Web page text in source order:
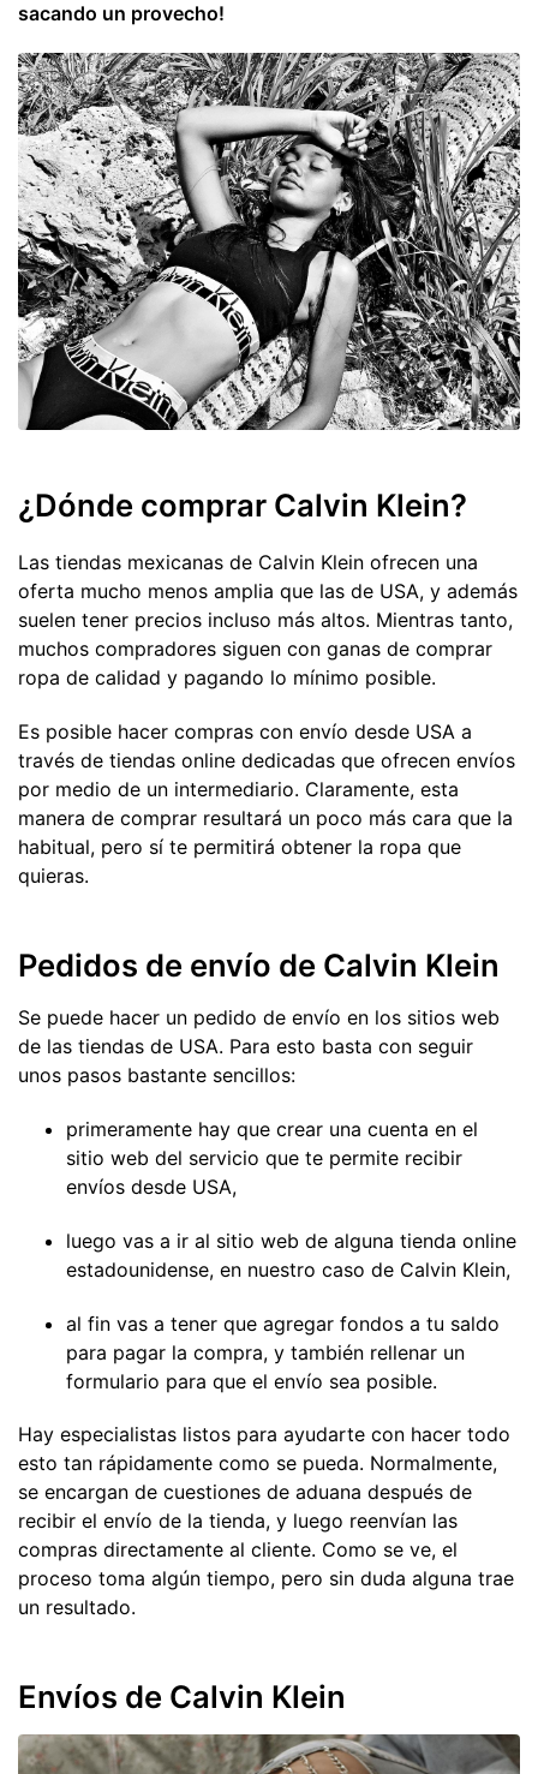
sacando un provecho!
¿Dónde comprar Calvin Klein?
Las tiendas mexicanas de Calvin Klein ofrecen una
oferta mucho menos amplia que las de USA, y además
suelen tener precios incluso más altos. Mientras tanto,
muchos compradores siguen con ganas de comprar
ropa de calidad y pagando lo mínimo posible.
Es posible hacer compras con envío desde USA a
través de tiendas online dedicadas que ofrecen envíos
por medio de un intermediario. Claramente, esta
manera de comprar resultará un poco más cara que la
habitual, pero sí te permitirá obtener la ropa que
quieras.
Pedidos de envío de Calvin Klein
Se puede hacer un pedido de envío en los sitios web
de las tiendas de USA. Para esto basta con seguir
unos pasos bastante sencillos:
primeramente hay que crear una cuenta en el
sitio web del servicio que te permite recibir
envíos desde USA,
luego vas a ir al sitio web de alguna tienda online
estadounidense, en nuestro caso de Calvin Klein,
al fin vas a tener que agregar fondos a tu saldo
para pagar la compra, y también rellenar un
formulario para que el envío sea posible.
Hay especialistas listos para ayudarte con hacer todo
esto tan rápidamente como se pueda. Normalmente,
se encargan de cuestiones de aduana después de
recibir el envío de la tienda, y luego reenvían las
compras directamente al cliente. Como se ve, el
proceso toma algún tiempo, pero sin duda alguna trae
un resultado.
Envíos de Calvin Klein